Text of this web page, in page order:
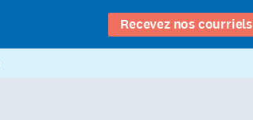
Recevez nos courriels